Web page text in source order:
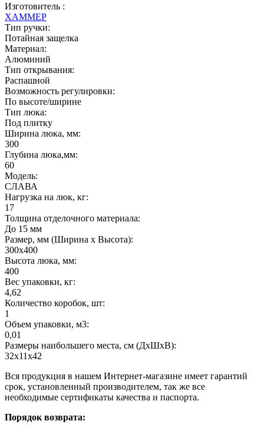
Изготовитель :
ХАММЕР
Тип ручки:
Потайная защелка
Материал:
Алюминий
Тип открывания:
Распашной
Возможность регулировки:
По высоте/ширине
Тип люка:
Под плитку
Ширина люка, мм:
300
Глубина люка,мм:
60
Модель:
СЛАВА
Нагрузка на люк, кг:
17
Толщина отделочного материала:
До 15 мм
Размер, мм (Ширина х Высота):
300х400
Высота люка, мм:
400
Вес упаковки, кг:
4,62
Количество коробок, шт:
1
Объем упаковки, м3:
0,01
Размеры наибольшего места, см (ДхШхВ):
32х11х42
Вся продукция в нашем Интернет-магазине имеет гарантий
срок, установленный производителем, так же все
необходимые сертификаты качества и паспорта.
Порядок возврата: